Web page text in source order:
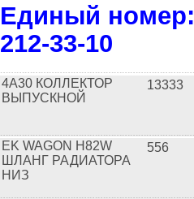
Единый номер:
212‑33‑10
4A30 КОЛЛЕКТОР
ВЫПУСКНОЙ
13333
EK WAGON H82W
ШЛАНГ РАДИАТОРА
НИЗ
556